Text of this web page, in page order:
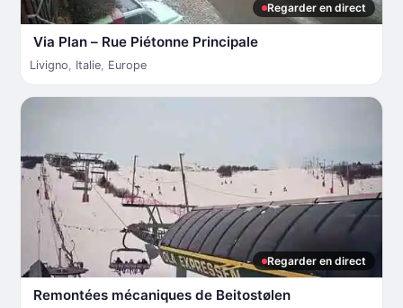
Regarder en direct
Via Plan – Rue Piétonne Principale
Livigno, Italie, Europe
Regarder en direct
Remontées mécaniques de Beitostølen